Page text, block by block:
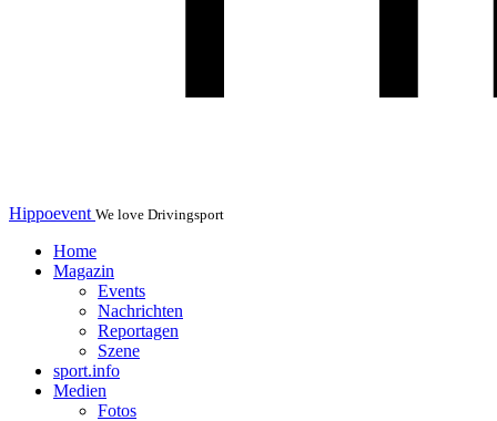
Hippoevent We love Drivingsport
Home
Magazin
Events
Nachrichten
Reportagen
Szene
sport.info
Medien
Fotos